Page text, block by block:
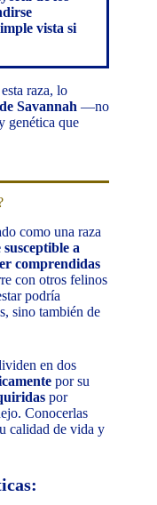
vista si
raza, lo
Savannah —no
genética que
como una raza
a
comprendidas
con otros felinos
podría
sino también de
en dos
por su
por
Conocerlas
calidad de vida y